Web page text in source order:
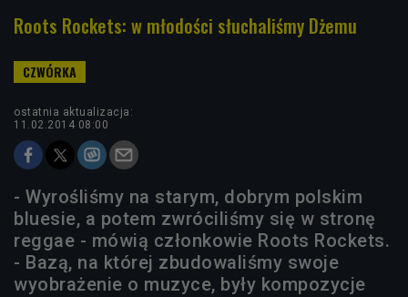
Roots Rockets: w młodości słuchaliśmy Dżemu
ostatnia aktualizacja:
11.02.2014 08:00
- Wyrośliśmy na starym, dobrym polskim
bluesie, a potem zwróciliśmy się w stronę
reggae - mówią członkowie Roots Rockets.
- Bazą, na której zbudowaliśmy swoje
wyobrażenie o muzyce, były kompozycje